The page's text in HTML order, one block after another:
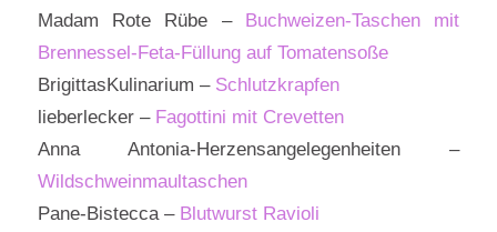
Madam Rote Rübe – Buchweizen-Taschen mit
Brennessel-Feta-Füllung auf Tomatensoße
BrigittasKulinarium – Schlutzkrapfen
lieberlecker – Fagottini mit Crevetten
Anna Antonia-Herzensangelegenheiten –
Wildschweinmaultaschen
Pane-Bistecca – Blutwurst Ravioli